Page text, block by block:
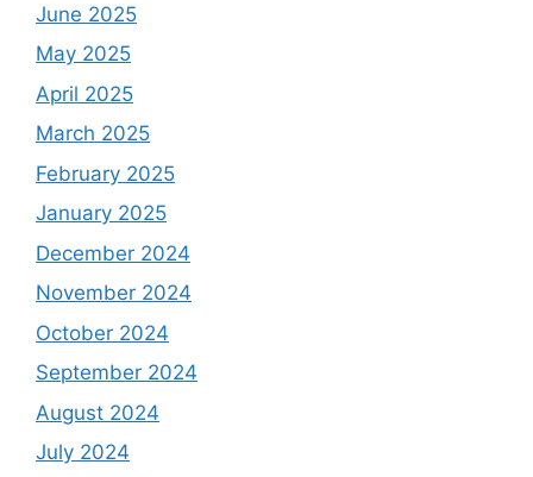
June 2025
May 2025
April 2025
March 2025
February 2025
January 2025
December 2024
November 2024
October 2024
September 2024
August 2024
July 2024